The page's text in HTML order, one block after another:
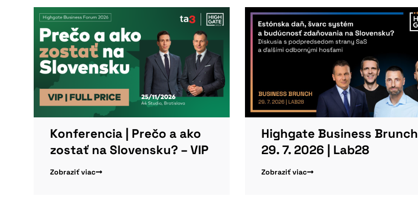
Konferencia | Prečo a ako
zostať na Slovensku? – VIP
Zobraziť viac
Highgate Business Brunch
29. 7. 2026 | Lab28
Zobraziť viac